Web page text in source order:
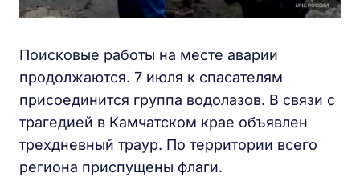
Поисковые работы на месте аварии
продолжаются. 7 июля к спасателям
присоединится группа водолазов. В связи с
трагедией в Камчатском крае объявлен
трехдневный траур. По территории всего
региона приспущены флаги.